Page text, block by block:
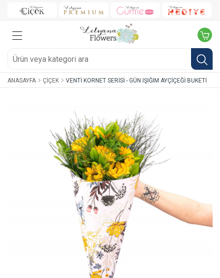
ANASAYFA ÇIÇEK VENTI KORNET SERISI - GÜN IŞIĞIM AYÇIÇEĞI BUKETI